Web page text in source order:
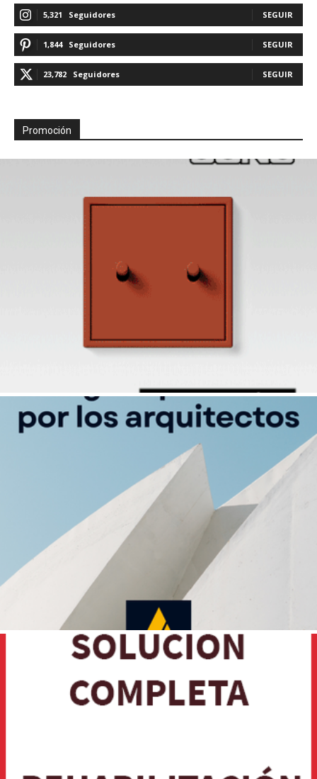
5,321 Seguidores SEGUIR
1,844 Seguidores SEGUIR
23,782 Seguidores SEGUIR
Promoción